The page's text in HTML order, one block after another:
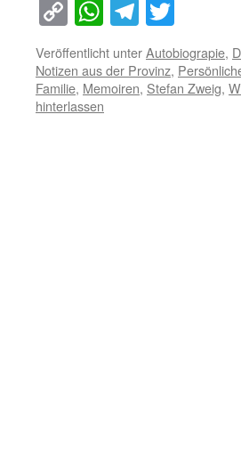
Copy
Link
WhatsApp
Telegram
Veröffentlicht unterAutobiograpie,
Notizen aus der Provinz,
Familie, Memoiren, Stefan Zweig,
hinterlassen